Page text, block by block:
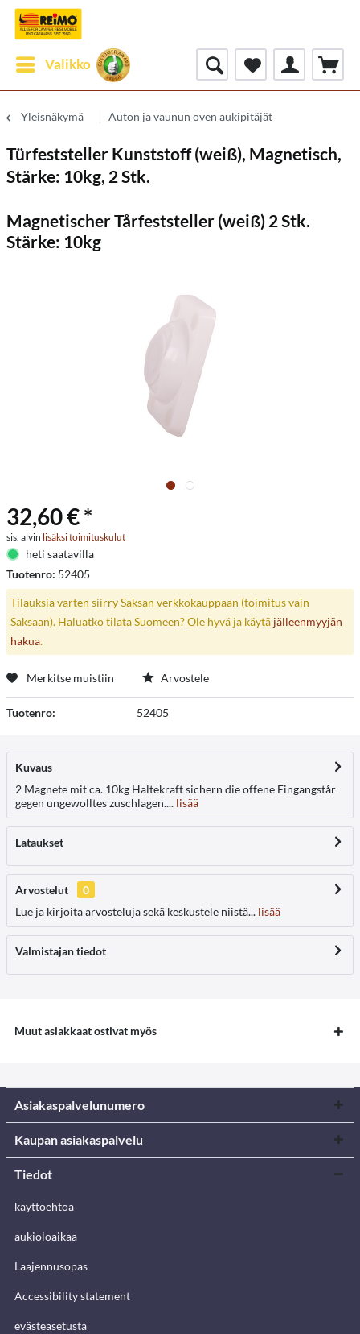
Valikko
Yleisnäkymä Auton ja vaunun oven aukipitäjät
Türfeststeller Kunststoff (weiß), Magnetisch,
Stärke: 10kg, 2 Stk.
Magnetischer Tårfeststeller (weiß) 2 Stk.
Stärke: 10kg
32,60 € *
sis. alvin lisäksi toimituskulut
heti saatavilla
Tuotenro: 52405
Tilauksia varten siirry Saksan verkkokauppaan (toimitus vain
Saksaan). Haluatko tilata Suomeen? Ole hyvä ja käytä jälleenmyyjän
hakua.
Merkitse muistiin Arvostele
Tuotenro: 52405
Kuvaus
2 Magnete mit ca. 10kg Haltekraft sichern die offene Eingangstår
gegen ungewolltes zuschlagen.... lisää
Lataukset
Arvostelut
0
Lue ja kirjoita arvosteluja sekä keskustele niistä... lisää
Valmistajan tiedot
Muut asiakkaat ostivat myös
Asiakaspalvelunumero
Kaupan asiakaspalvelu
Tiedot
käyttöehtoa
aukioloaikaa
Laajennusopas
Accessibility statement
evästeasetusta